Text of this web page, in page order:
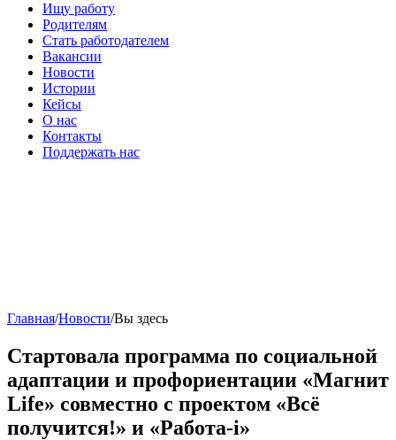
Ищу работу
Родителям
Стать работодателем
Вакансии
Новости
Истории
Кейсы
О нас
Контакты
Поддержать нас
Главная/Новости/Вы здесь
Стартовала программа по социальной
адаптации и профориентации «Магнит
Life» совместно с проектом «Всё
получится!» и «Работа-i»